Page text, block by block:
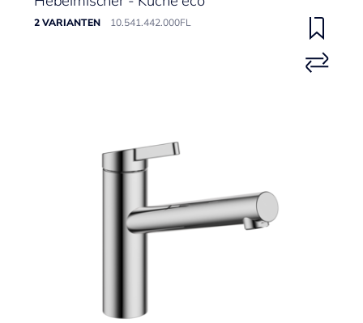
2 VARIANTEN 10.541.442.000FL